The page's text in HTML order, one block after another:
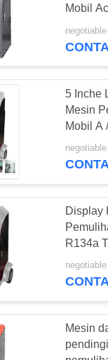
Mobil
Mesin
Auto
5 Inche
Mesin
Mobil A
Station
Display
R134a
Mesin